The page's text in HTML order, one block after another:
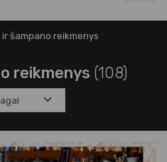
ir šampano reikmenys
reikmenys (108)